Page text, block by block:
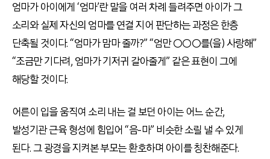
엄마가 아이에게 ‘엄마’란 말을 여러 차례 들려주면 아이가 그
소리와 실제 자신의 엄마를 연결 지어 판단하는 과정은 한층
단축될 것이다. “엄마가 맘마 줄까?” “엄만 ○○○를(을) 사랑해”
“조금만 기다려, 엄마가 기저귀 갈아줄게” 같은 표현이 그에
해당할 것이다.
어른이 입을 움직여 소리 내는 걸 보던 아이는 어느 순간,
발성기관 근육 형성에 힘입어 “음-마” 비슷한 소릴 낼 수 있게
된다. 그 광경을 지켜본 부모는 환호하며 아이를 칭찬해준다.